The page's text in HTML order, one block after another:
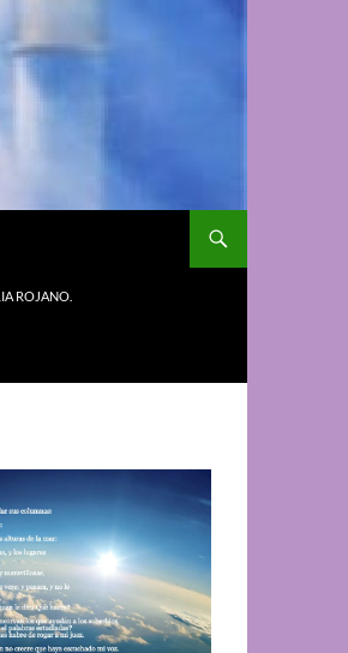
ROJANO.